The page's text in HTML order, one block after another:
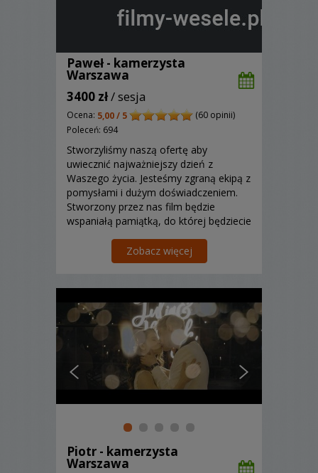
Paweł - kamerzysta
Warszawa
3400 zł/ sesja
Ocena: 5,00 / 5
(60 opinii)
Poleceń: 694
Stworzyliśmy naszą ofertę aby
uwiecznić najważniejszy dzień z
Waszego życia. Jesteśmy zgraną ekipą z
pomysłami i dużym doświadczeniem.
Stworzony przez nas film będzie
wspaniałą pamiątką, do której będziecie
Zobacz więcej
Piotr - kamerzysta
Warszawa